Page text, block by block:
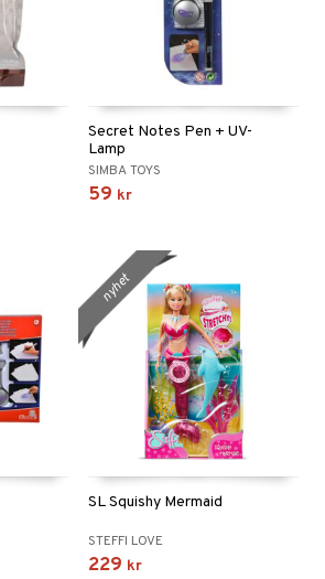
Secret Notes Pen + UV-
Lamp
SIMBA TOYS
59 kr
SL Squishy Mermaid
STEFFI LOVE
229 kr
nyhet